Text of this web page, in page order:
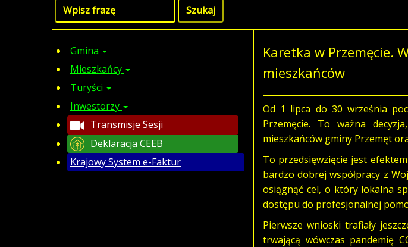
Gmina
Mieszkańcy
Turyści
Inwestorzy
Transmisje Sesji
Deklaracja CEEB
Krajowy System e-Faktur
Karetka w Przemęcie.
mieszkańców
Od 1 lipca do 30 września
Przemęcie. To ważna
mieszkańców gminy Przemęt
To przedsięwzięcie jest
bardzo dobrej współpracy z
osiągnąć cel, o który lokalna
dostępu do profesjonalnej
Pierwsze wnioski trafiały
trwającą wówczas pandemię